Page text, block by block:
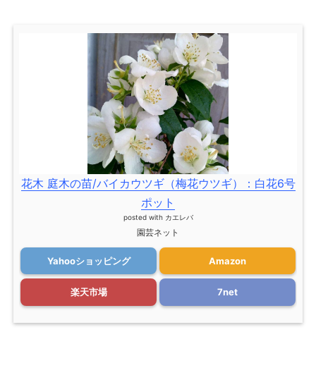
花木 庭木の苗/バイカウツギ（梅花ウツギ）：白花6号
ポット
posted with カエレバ
園芸ネット
Yahooショッピング Amazon
楽天市場 7net